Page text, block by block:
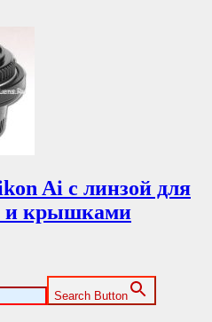
Ai с линзой для
и крышками
Search Button